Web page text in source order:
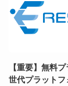
【重要】無料
世代プラットフ